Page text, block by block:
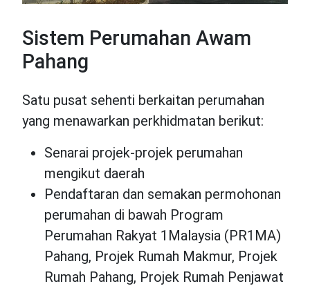
Sistem Perumahan Awam
Pahang
Satu pusat sehenti berkaitan perumahan
yang menawarkan perkhidmatan berikut:
Senarai projek-projek perumahan
mengikut daerah
Pendaftaran dan semakan permohonan
perumahan di bawah Program
Perumahan Rakyat 1Malaysia (PR1MA)
Pahang, Projek Rumah Makmur, Projek
Rumah Pahang, Projek Rumah Penjawat